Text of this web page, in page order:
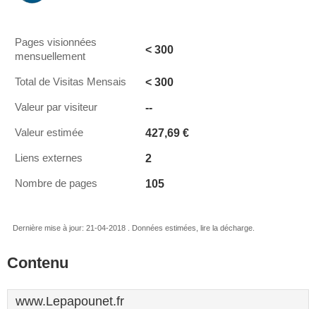
Pages visionnées
mensuellement
< 300
Total de Visitas Mensais < 300
Valeur par visiteur --
Valeur estimée 427,69 €
Liens externes 2
Nombre de pages 105
Dernière mise à jour: 21-04-2018 . Données estimées, lire la décharge.
Contenu
www.Lepapounet.fr